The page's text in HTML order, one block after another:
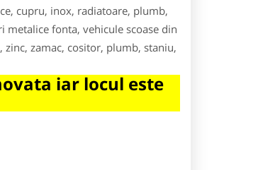
cupru, inox, radiatoare, plumb,
fonta, vehicule scoase din
zamac, cositor, plumb, staniu,
iar locul este